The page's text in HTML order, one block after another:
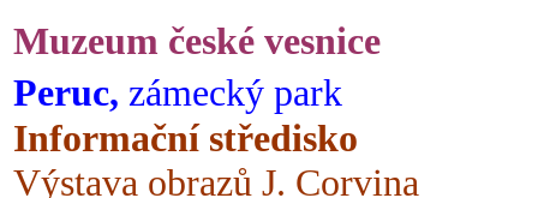
Muzeum české vesnice
Peruc, zámecký park
Informační středisko
Výstava obrazů J. Corvina